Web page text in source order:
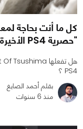
"حصرية PS4 الأخيرة"!!
PS4 ؟
بقلم أحمد الصايغ
منذ 6 سنوات